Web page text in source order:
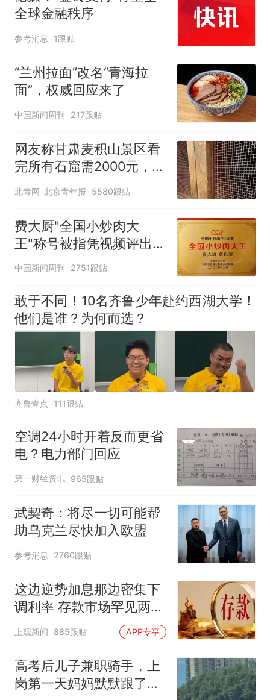
全球金融秩序
参考消息 1跟贴
“兰州拉面”改名“青海拉
面”，权威回应来了
中国新闻周刊 217跟贴
网友称甘肃麦积山景区看
完所有石窟需2000元，景
区：部分石窟受特别保
北青网-北京青年报 5580跟贴
费大厨"全国小炒肉大
王"称号被指凭视频评出
官方回应
中国新闻周刊 2751跟贴
敢于不同！10名齐鲁少年赴约西湖大学！
他们是谁？为何而选？
齐鲁壹点 111跟贴
空调24小时开着反而更省
电？电力部门回应
第一财经资讯 965跟贴
武契奇：将尽一切可能帮
助乌克兰尽快加入欧盟
参考消息 2760跟贴
这边逆势加息那边密集下
调利率 存款市场罕见两极
分化
上观新闻 885跟贴 APP专享
高考后儿子兼职骑手，上
岗第一天妈妈默默跟了三